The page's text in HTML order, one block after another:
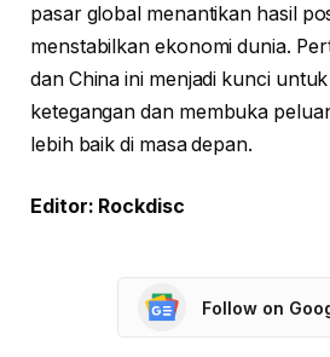
pasar global menantikan hasil
menstabilkan ekonomi dunia.
dan China ini menjadi kunci
ketegangan dan membuka
lebih baik di masa depan.
Editor: Rockdisc
Follow on